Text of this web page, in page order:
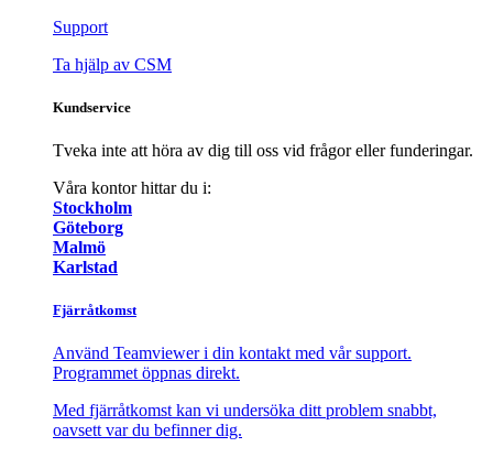
Support
Ta hjälp av CSM
Kundservice
Tveka inte att höra av dig till oss vid frågor eller funderingar.
Våra kontor hittar du i:
Stockholm
Göteborg
Malmö
Karlstad
Fjärråtkomst
Använd Teamviewer i din kontakt med vår support.
Programmet öppnas direkt.
Med fjärråtkomst kan vi undersöka ditt problem snabbt,
oavsett var du befinner dig.